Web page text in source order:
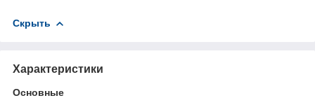
Скрыть
Характеристики
Основные